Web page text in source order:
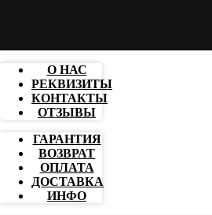
О НАС
РЕКВИЗИТЫ
КОНТАКТЫ
ОТЗЫВЫ
ГАРАНТИЯ
ВОЗВРАТ
ОПЛАТА
ДОСТАВКА
ИНФО